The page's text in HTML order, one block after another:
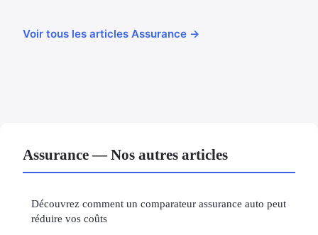
Voir tous les articles Assurance →
Assurance — Nos autres articles
Découvrez comment un comparateur assurance auto peut
réduire vos coûts